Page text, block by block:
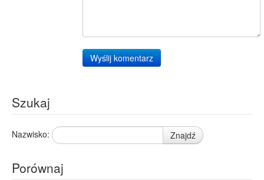
Wyślij komentarz
Szukaj
Nazwisko: Znajdź
Porównaj